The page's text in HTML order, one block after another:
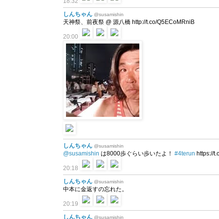
しんちゃん @susamishin
天神祭、前夜祭 @ 源八橋 http://t.co/Q5ECoMRniB
20:00
しんちゃん @susamishin
@susamishin は8000歩ぐらい歩いたよ！ #4terun https://
20:18
しんちゃん @susamishin
中本に金返すの忘れた。
20:19
しんちゃん @susamishin